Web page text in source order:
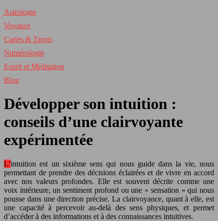
Astrologie
Voyance
Cartes & Tarots
Numérologie
Esprit et Méditation
Blog
Développer son intuition :
conseils d’une clairvoyante
expérimentée
L’intuition est un sixième sens qui nous guide dans la vie, nous
permettant de prendre des décisions éclairées et de vivre en accord
avec nos valeurs profondes. Elle est souvent décrite comme une
voix intérieure, un sentiment profond ou une « sensation » qui nous
pousse dans une direction précise. La clairvoyance, quant à elle, est
une capacité à percevoir au-delà des sens physiques, et permet
d’accéder à des informations et à des connaissances intuitives.